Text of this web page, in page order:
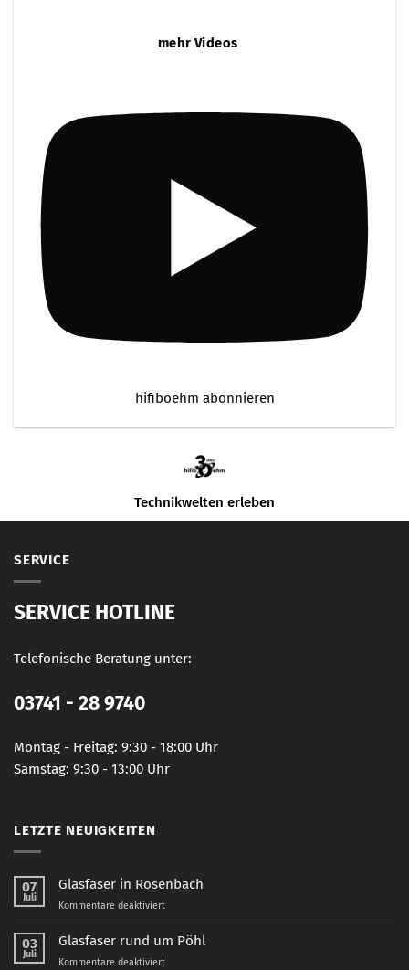
mehr Videos
hifiboehm abonnieren
Technikwelten erleben
SERVICE
SERVICE HOTLINE
Telefonische Beratung unter:
03741 - 28 9740
Montag - Freitag: 9:30 - 18:00 Uhr
Samstag: 9:30 - 13:00 Uhr
LETZTE NEUIGKEITEN
07
Juli
Glasfaser in Rosenbach
Kommentare deaktiviertfür
in
03
Juli
Glasfaser rund um Pöhl
Kommentare deaktiviertfür